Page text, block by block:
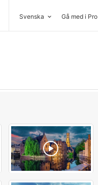
Svenska Gå med i Pro